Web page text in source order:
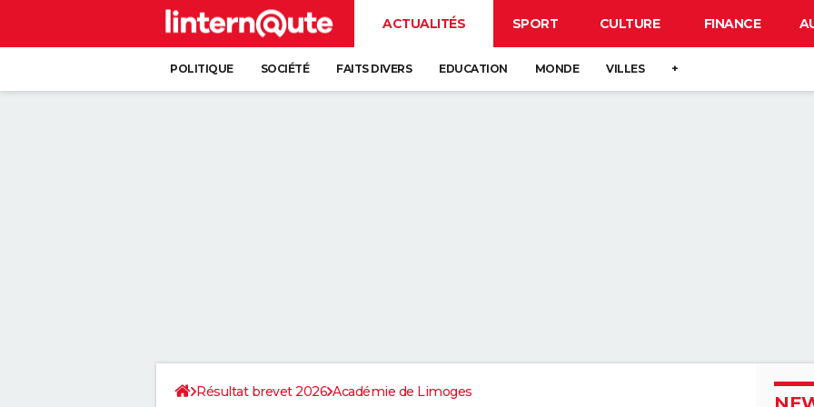
ACTUALITÉS SPORT CULTURE FINANCE
POLITIQUE SOCIÉTÉ FAITS DIVERS EDUCATION MONDE VILLES +
Résultat brevet 2026 Académie de Limoges